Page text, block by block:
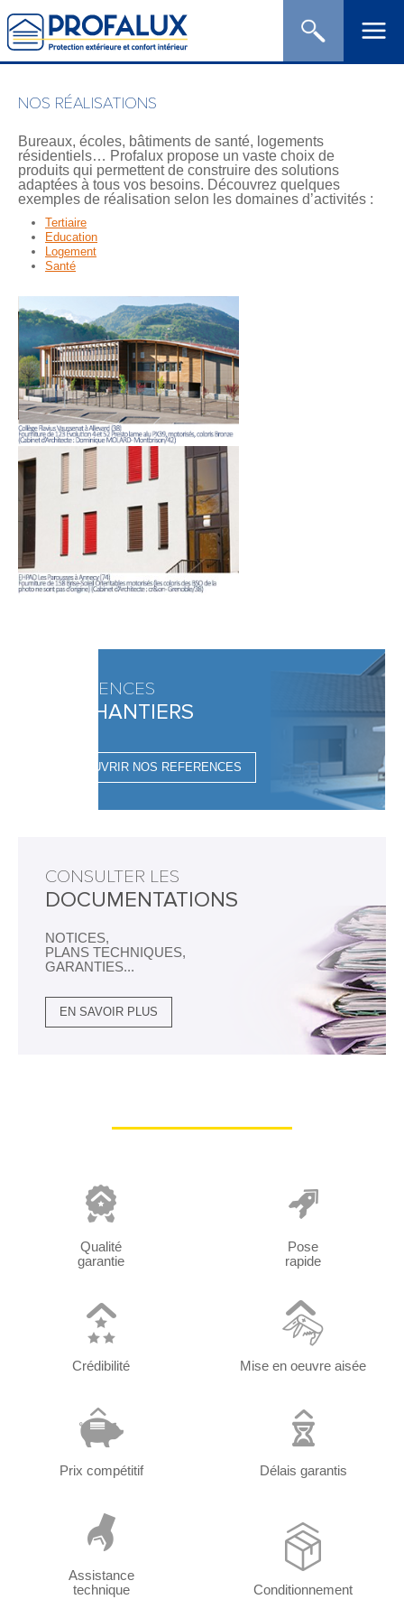
NOS RÉALISATIONS​
Bureaux, écoles, bâtiments de santé, logements
résidentiels… Profalux propose un vaste choix de
produits qui permettent de construire des solutions
adaptées à tous vos besoins. Découvrez quelques
exemples de réalisation selon les domaines d’activités :
Tertiaire
Education
Logement
Santé
RÉFÉRENCES
DE CHANTIERS
DÉCOUVRIR NOS REFERENCES
CONSULTER LES
DOCUMENTATIONS
NOTICES,
PLANS TECHNIQUES,
GARANTIES...
EN SAVOIR PLUS
Qualité
garantie
Pose
rapide
Crédibilité Mise en oeuvre aisée
Prix compétitif Délais garantis
Assistance
technique
Conditionnement